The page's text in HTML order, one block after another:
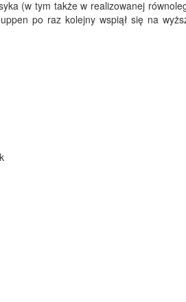
(w tym także w realizowanej
po raz kolejny wspiął się na
jak i